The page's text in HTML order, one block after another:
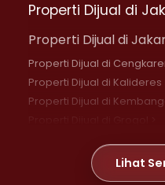
Properti Dijual di
Properti Dijual di
Properti Dijual di
Properti Dijual di Kalideres
Properti Dijual di
Properti Dijual di Meruya >
Properti Dijual di Jelambar >
Lihat